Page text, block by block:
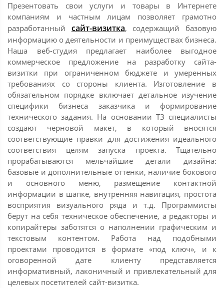
Презентовать свои услуги и товары в Интернете
компаниям и частным лицам позволяет грамотно
разработанный сайт-визитка, содержащий базовую
информацию о деятельности и преимуществах бизнеса.
Наша веб-студия предлагает наиболее выгодное
коммерческое предложение на разработку сайта-
визитки при ограниченном бюджете и умеренных
требованиях со стороны клиента. Изготовление в
обязательном порядке включает детальное изучение
специфики бизнеса заказчика и формирование
технического задания. На основании ТЗ специалисты
создают черновой макет, в который вносятся
соответствующие правки для достижения идеального
соответствия целям запуска проекта. Тщательно
прорабатываются мельчайшие детали дизайна:
базовые и дополнительные оттенки, наличие бокового
и основного меню, размещение контактной
информации в шапке, внутренняя навигация, простота
восприятия визуального ряда и т.д. Программисты
берут на себя техническое обеспечение, а редакторы и
копирайтеры заботятся о наполнении графическим и
текстовым контентом. Работа над подобными
проектами проводится в формате «под ключ», и к
оговоренной дате клиенту представляется
информативный, лаконичный и привлекательный для
целевых посетителей сайт-визитка.